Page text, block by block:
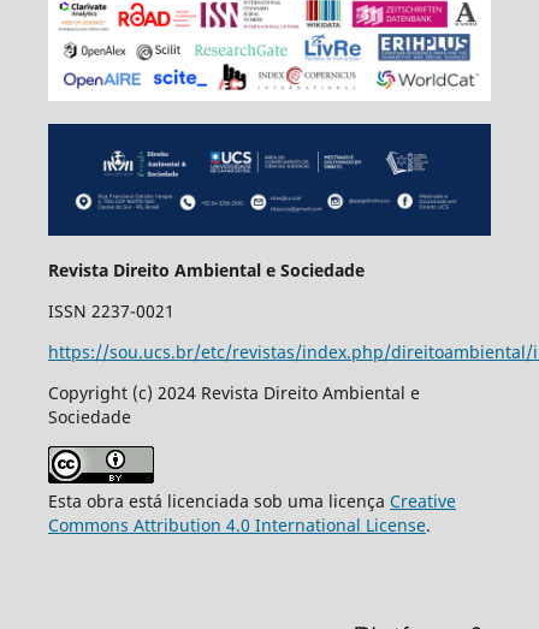
Revista Direito Ambiental e Sociedade
ISSN 2237-0021
https://sou.ucs.br/etc/revistas/index.php/direitoambiental/
Copyright (c) 2024 Revista Direito Ambiental e
Sociedade
Esta obra está licenciada sob uma licença Creative
Commons Attribution 4.0 International License.